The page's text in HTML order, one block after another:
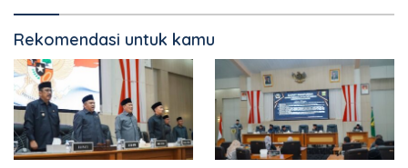
Rekomendasi untuk kamu